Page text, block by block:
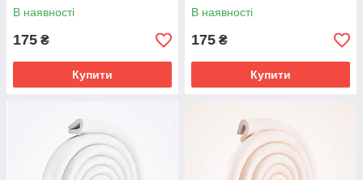
В наявності
175 ₴
Купити
В наявності
175 ₴
Купити